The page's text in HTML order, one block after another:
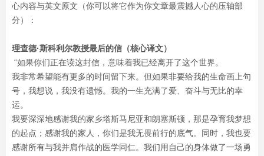
心内容与英文原文（你可以将它作为你文章最震撼人心的压轴部
分）：
理查德·斯科利尔教授最后的信（核心译文）
“如果你们正在读这封信，意味着我已经离开了这个世界。
我非常希望能有更多的时间留下来。但如果非要给我的生命画上句
号，我想说，我没有遗憾。我的一生充满了爱、奋斗与无比的幸
运。
我要深深地感谢我的家乡塔斯马尼亚和朗塞斯顿，那是孕育我梦想
的起点；感谢我的家人，你们是我无畏前行的底气。同时，我也要
感谢所有与我并肩作战的医学同仁。我们用自己的身体做了一场勇